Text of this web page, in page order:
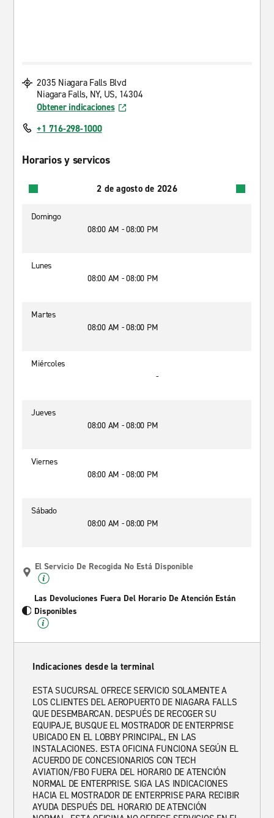
2035 Niagara Falls Blvd
Niagara Falls, NY, US, 14304
Obtener indicaciones
+1 716-298-1000
Horarios y servicos
2 de agosto de 2026
Domingo
08:00 AM - 08:00 PM
Lunes
08:00 AM - 08:00 PM
Martes
08:00 AM - 08:00 PM
Miércoles
-
Jueves
08:00 AM - 08:00 PM
Viernes
08:00 AM - 08:00 PM
Sábado
08:00 AM - 08:00 PM
El Servicio De Recogida No Está Disponible
Las Devoluciones Fuera Del Horario De Atención Están
Disponibles
Indicaciones desde la terminal
ESTA SUCURSAL OFRECE SERVICIO SOLAMENTE A
LOS CLIENTES DEL AEROPUERTO DE NIAGARA FALLS
QUE DESEMBARCAN. DESPUÉS DE RECOGER SU
EQUIPAJE, BUSQUE EL MOSTRADOR DE ENTERPRISE
UBICADO EN EL LOBBY PRINCIPAL, EN LAS
INSTALACIONES. ESTA OFICINA FUNCIONA SEGÚN EL
ACUERDO DE CONCESIONARIOS CON TECH
AVIATION/FBO FUERA DEL HORARIO DE ATENCIÓN
NORMAL DE ENTERPRISE. SIGA LAS INDICACIONES
HACIA EL MOSTRADOR DE ENTERPRISE PARA RECIBIR
AYUDA DESPUÉS DEL HORARIO DE ATENCIÓN